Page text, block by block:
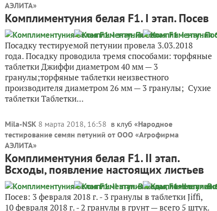
АЭЛИТА»
Комплиментуния белая F1. I этап. Посев
Посадку тестируемой петунии провела 3.03.2018
года. Посадку проводила тремя способами: торфяные
таблетки Джиффи диаметром 40 мм — 3
гранулы;торфяные таблетки неизвестного
производителя диаметром 26 мм — 3 гранулы; Сухие
таблетки Таблетки...
Mila-NSK 8 марта 2018, 16:58 в клуб «Народное
тестирование семян петуний от ООО «Агрофирма
АЭЛИТА»
Комплиментуния белая F1. II этап.
Всходы, появление настоящих листьев
Посев: 3 февраля 2018 г. - 3 гранулы в таблетки Jiffi,
10 февраля 2018 г. - 2 гранулы в грунт — всего 5 штук.